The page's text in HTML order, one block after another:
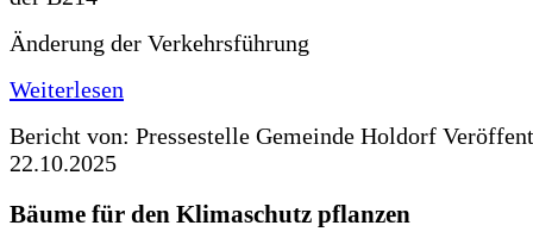
Änderung der Verkehrsführung
Weiterlesen
Bericht von: Pressestelle Gemeinde Holdorf
22.10.2025
Bäume für den Klimaschutz pflanzen